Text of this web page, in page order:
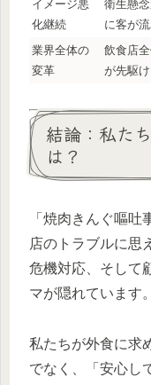
イメージ悪
化継続
衛生懸
に客が
業界全体の
変革
飲食店
が先駆
結論：私た
は？
「焼肉きんぐ嘔
店のトラブルに思
危機対応、そして
マが隠れています。
私たちが外食に求
でなく、「安心し